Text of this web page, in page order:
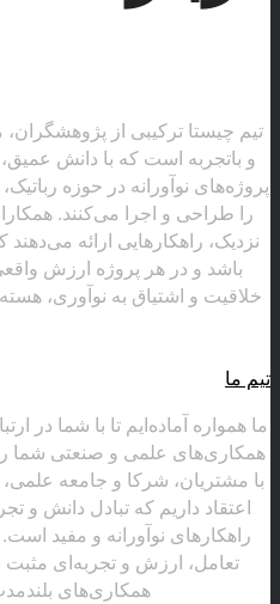
تیم چیستا ترکیبی از
و باتجربه است که با دانش
پروژه‌های نوآورانه در حوزه
را طراحی و اجرا می‌کنند.
نزدیک، راهکارهایی ارائه
باشد و در هر پروژه ارزش
خلاقیت و اشتیاق به نوآوری،
تیم ما
ما همواره آماده‌ایم تا با شما در
همکاری‌های علمی و صنعتی شما
با مشتریان، شرکا و جامعه
اعتقاد داریم که تبادل دانش و
راهکارهای نوآورانه و مفید
تعامل، ارزش و تجربه‌ای مثبت
همکاری‌های